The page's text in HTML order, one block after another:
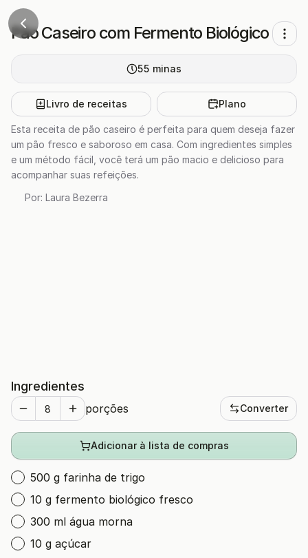
Pão Caseiro com Fermento Biológico
55 minas
Livro de receitas Plano
Esta receita de pão caseiro é perfeita para quem deseja fazer
um pão fresco e saboroso em casa. Com ingredientes simples
e um método fácil, você terá um pão macio e delicioso para
acompanhar suas refeições.
Por: Laura Bezerra
Ingredientes
porções Converter
Adicionar à lista de compras
500 g farinha de trigo
10 g fermento biológico fresco
300 ml água morna
10 g açúcar